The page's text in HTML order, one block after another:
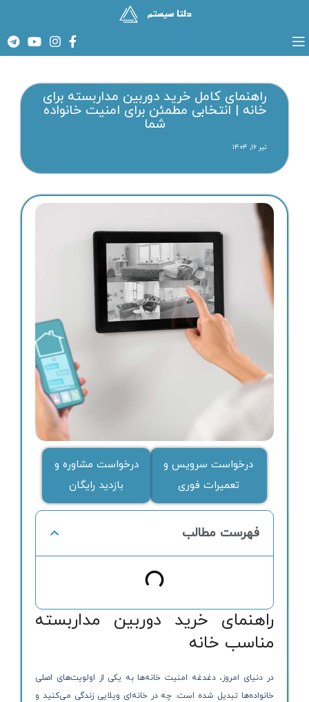
راهنمای کامل خرید دوربین مداربسته برای
خانه | انتخابی مطمئن برای امنیت خانواده
شما
تیر ۱۶, ۱۴۰۴
درخواست سرویس و
تعمیرات فوری
درخواست مشاوره و
بازدید رایگان
فهرست مطالب
راهنمای خرید دوربین مداربسته
مناسب خانه
در دنیای امروز، دغدغه امنیت خانه‌ها به یکی از اولویت‌های اصلی
خانواده‌ها تبدیل شده است. چه در خانه‌ای ویلایی زندگی می‌کنید و